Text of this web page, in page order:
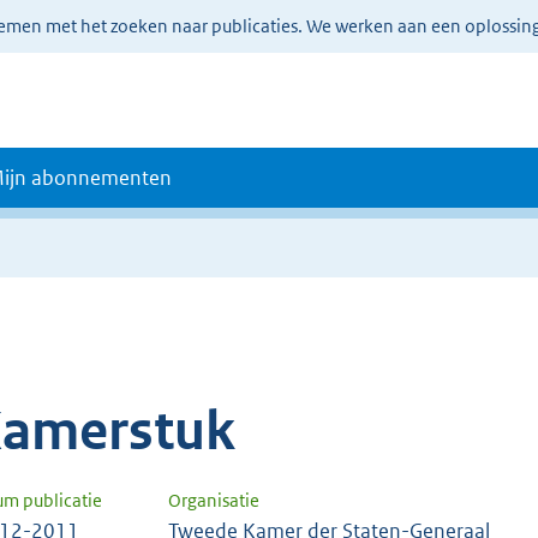
met het zoeken naar publicaties. We werken aan een
abonnementen
publicatie Organisatie
2011 Tweede Kamer der Staten-Generaal